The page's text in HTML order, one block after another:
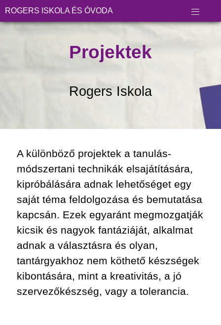
ROGERS ISKOLA ÉS ÓVODA
Projektek
Rogers Iskola
A különböző projektek a tanulás-
módszertani technikák elsajátítására,
kipróbálására adnak lehetőséget egy
saját téma feldolgozása és bemutatása
kapcsán. Ezek egyaránt megmozgatják
kicsik és nagyok fantáziáját, alkalmat
adnak a választásra és olyan,
tantárgyakhoz nem köthető készségek
kibontására, mint a kreativitás, a jó
szervezőkészség, vagy a tolerancia.